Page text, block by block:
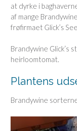
at dyrke i
af mange
frøfirmaet Glick’s
Brandywine Glick’s
heirloomtomat.
Plantens
Brandywine